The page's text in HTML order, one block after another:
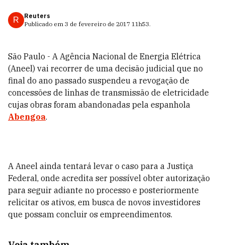
R
Reuters
Publicado em 3 de fevereiro de 2017 11h53.
São Paulo - A Agência Nacional de Energia Elétrica
(Aneel) vai recorrer de uma decisão judicial que no
final do ano passado suspendeu a revogação de
concessões de linhas de transmissão de eletricidade
cujas obras foram abandonadas pela espanhola
Abengoa.
A Aneel ainda tentará levar o caso para a Justiça
Federal, onde acredita ser possível obter autorização
para seguir adiante no processo e posteriormente
relicitar os ativos, em busca de novos investidores
que possam concluir os empreendimentos.